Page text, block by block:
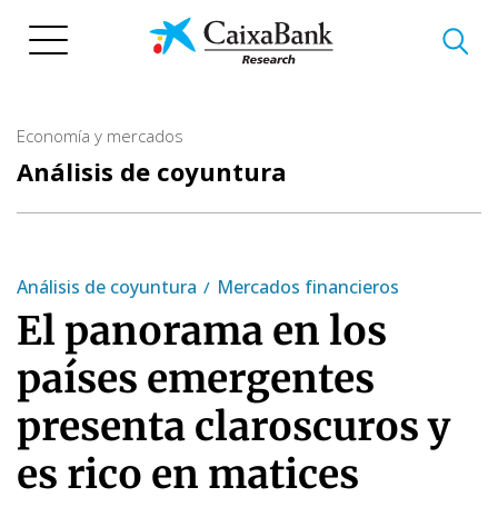
Economía y mercados
Análisis de coyuntura
Análisis de coyuntura Mercados financieros
El panorama en los
países emergentes
presenta claroscuros y
es rico en matices